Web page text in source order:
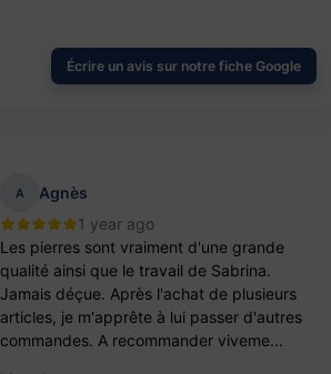
Écrire un avis sur notre fiche Google
A
Agnès
1 year ago
Les pierres sont vraiment d'une grande
qualité ainsi que le travail de Sabrina.
Jamais déçue. Après l'achat de plusieurs
articles, je m'apprête à lui passer d'autres
commandes. A recommander viveme...